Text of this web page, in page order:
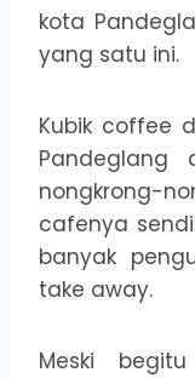
kota
yang satu ini.
Kubik coffee
Pandeglang
nongkrong-
cafenya
banyak
take away.
Meski